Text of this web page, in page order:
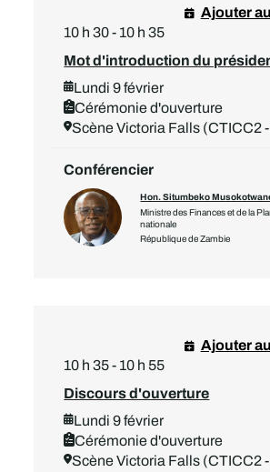
10 h 30 - 10 h 35
Mot d'introduction du
Lundi 9 février
Cérémonie d'ouverture
Scène Victoria Falls (CTICC2
Ajouter
Conférencier
Hon. Situmbeko
Ministre des Finances et de la
nationale
République de Zambie
10 h 35 - 10 h 55
Discours d'ouverture
Lundi 9 février
Cérémonie d'ouverture
Scène Victoria Falls (CTICC2
Ajouter